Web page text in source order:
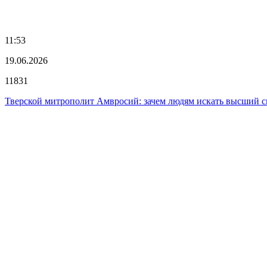
11:53
19.06.2026
11831
Тверской митрополит Амвросий: зачем людям искать высший